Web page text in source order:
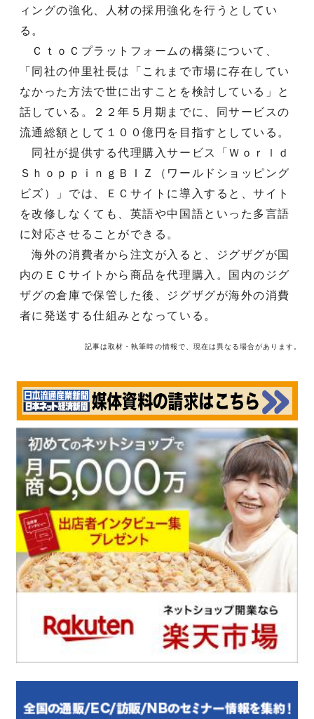
ィングの強化、人材の採用強化を行うとしてい
る。
ＣｔｏＣプラットフォームの構築について、
「同社の仲里社長は「これまで市場に存在してい
なかった方法で世に出すことを検討している」と
話している。２２年５月期までに、同サービスの
流通総額として１００億円を目指すとしている。
同社が提供する代理購入サービス「Ｗｏｒｌｄ
ＳｈｏｐｐｉｎｇＢＩＺ（ワールドショッピング
ビズ）」では、ＥＣサイトに導入すると、サイト
を改修しなくても、英語や中国語といった多言語
に対応させることができる。
海外の消費者から注文が入ると、ジグザグが国
内のＥＣサイトから商品を代理購入。国内のジグ
ザグの倉庫で保管した後、ジグザグが海外の消費
者に発送する仕組みとなっている。
記事は取材・執筆時の情報で、現在は異なる場合があります。